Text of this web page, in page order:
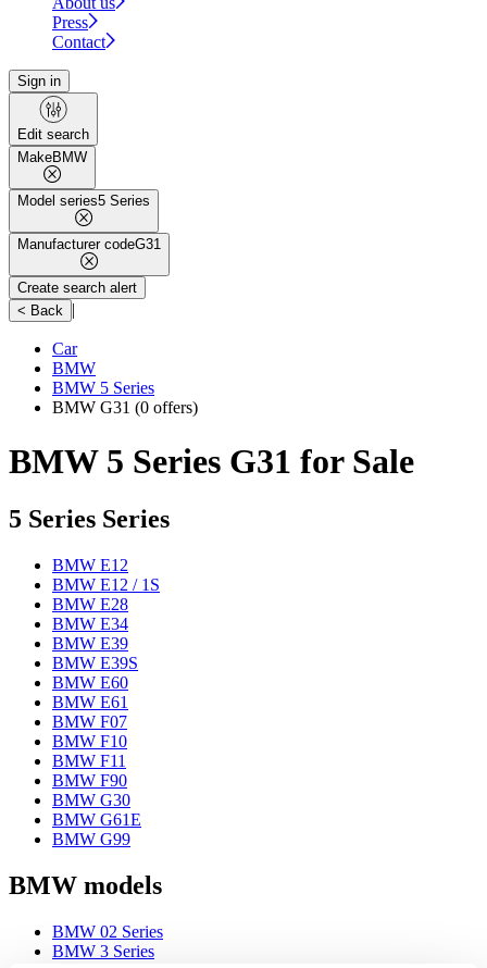
Press
Contact
Sign in
Edit search
MakeBMW
Model series5 Series
Manufacturer codeG31
Create search alert
< Back |
Car
BMW
BMW 5 Series
BMW G31 (0 offers)
BMW 5 Series G31 for Sale
5 Series Series
BMW E12
BMW E12 / 1S
BMW E28
BMW E34
BMW E39
BMW E39S
BMW E60
BMW E61
BMW F07
BMW F10
BMW F11
BMW F90
BMW G30
BMW G61E
BMW G99
BMW models
BMW 02 Series
BMW 3 Series